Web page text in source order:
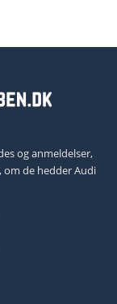
og anmeldelser,
de hedder Audi